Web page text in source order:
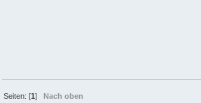
Seiten: [1]Nach oben